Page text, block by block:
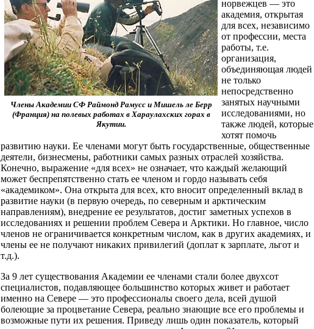
Члены Академии СФ Раймонд Рамусс и Мишель ле Берр
(Франция) на полевых работах в Хараулахских горах в
Якутии.
норвежцев — это
академия, открытая
для всех, независимо
от профессии, места
работы, т.е.
организация,
объединяющая людей
не только
непосредственно
занятых научными
исследованиями, но
также людей, которые
хотят помочь
развитию науки. Ее членами могут быть государственные, общественные
деятели, бизнесмены, работники самых разных отраслей хозяйства.
Конечно, выражение «для всех» не означает, что каждый желающий
может беспрепятственно стать ее членом и гордо называть себя
«академиком». Она открыта для всех, кто вносит определенный вклад в
развитие науки (в первую очередь, по северным и арктическим
направлениям), внедрение ее результатов, достиг заметных успехов в
исследованиях и решении проблем Севера и Арктики. Но главное, число
членов не ограничивается конкретным числом, как в других академиях, и
члены ее не получают никаких привилегий (доплат к зарплате, льгот и
т.д.).
За 9 лет существования Академии ее членами стали более двухсот
специалистов, подавляющее большинство которых живет и работает
именно на Севере — это профессионалы своего дела, всей душой
болеющие за процветание Севера, реально знающие все его проблемы и
возможные пути их решения. Приведу лишь один показатель, который